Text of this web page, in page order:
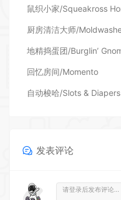
回忆房间/Momento
自动梭哈/Slots & Diapers
发表评论